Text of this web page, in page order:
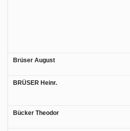
Brüser August
BRÜSER Heinr.
Bücker Theodor